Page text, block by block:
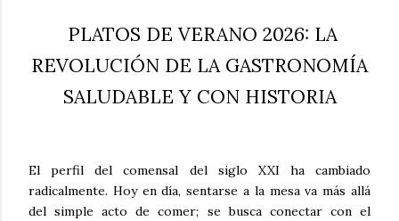
PLATOS DE VERANO 2026: LA
REVOLUCIÓN DE LA GASTRONOMÍA
SALUDABLE Y CON HISTORIA
El perfil del comensal del siglo XXI ha cambiado
radicalmente. Hoy en día, sentarse a la mesa va más allá
del simple acto de comer; se busca conectar con el